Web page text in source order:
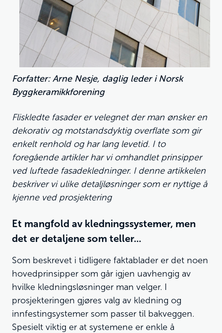
Forfatter: Arne Nesje, daglig leder i Norsk
Byggkeramikkforening
Fliskledte fasader er velegnet der man ønsker en
dekorativ og motstandsdyktig overflate som gir
enkelt renhold og har lang levetid. I to
foregående artikler har vi omhandlet prinsipper
ved luftede fasadekledninger. I denne artikkelen
beskriver vi ulike detaljløsninger som er nyttige å
kjenne ved prosjektering
Et mangfold av kledningssystemer, men
det er detaljene som teller...
Som beskrevet i tidligere faktablader er det noen
hovedprinsipper som går igjen uavhengig av
hvilke kledningsløsninger man velger. I
prosjekteringen gjøres valg av kledning og
innfestingsystemer som passer til bakveggen.
Spesielt viktig er at systemene er enkle å